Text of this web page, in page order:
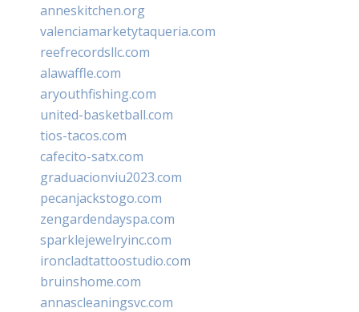
anneskitchen.org
valenciamarketytaqueria.com
reefrecordsllc.com
alawaffle.com
aryouthfishing.com
united-basketball.com
tios-tacos.com
cafecito-satx.com
graduacionviu2023.com
pecanjackstogo.com
zengardendayspa.com
sparklejewelryinc.com
ironcladtattoostudio.com
bruinshome.com
annascleaningsvc.com